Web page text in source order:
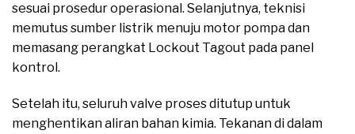
sesuai prosedur operasional. Selanjutnya, teknisi
memutus sumber listrik menuju motor pompa dan
memasang perangkat Lockout Tagout pada panel
kontrol.
Setelah itu, seluruh valve proses ditutup untuk
menghentikan aliran bahan kimia. Tekanan di dalam